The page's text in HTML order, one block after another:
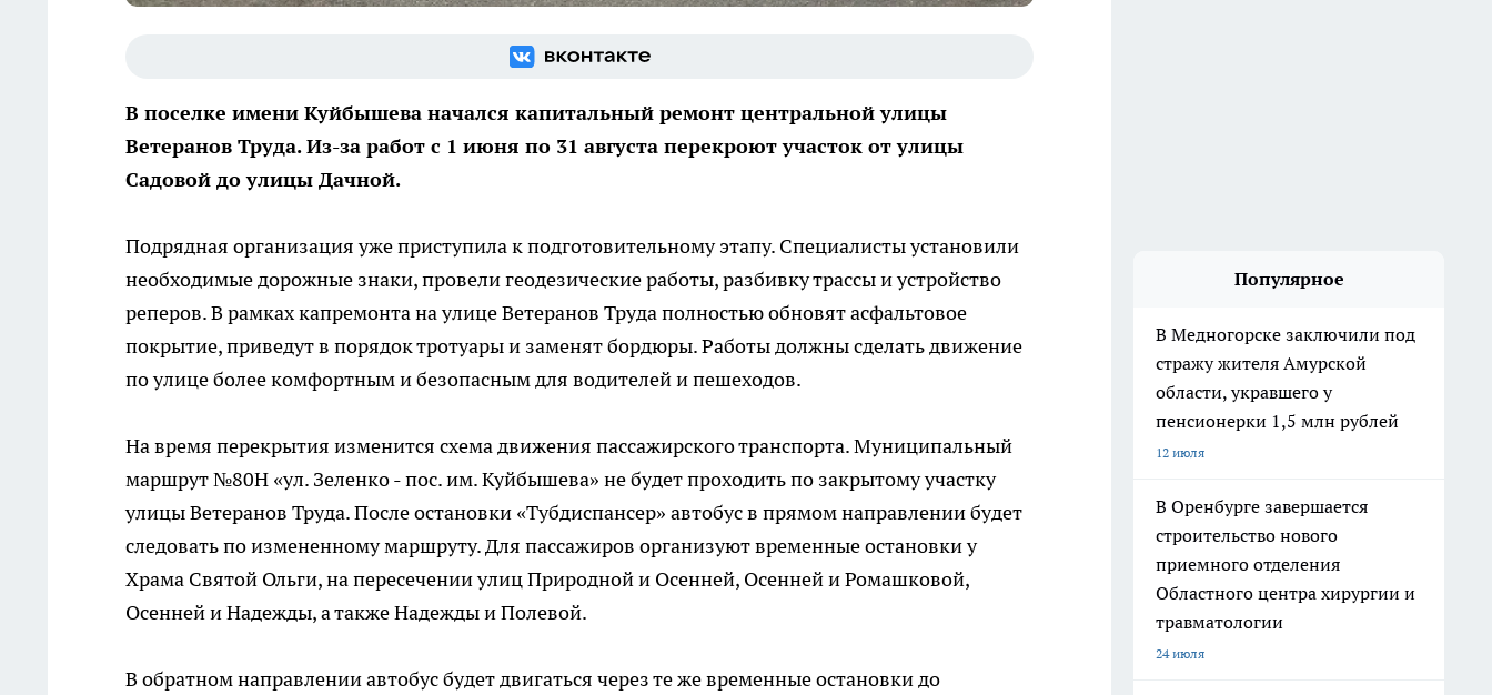
В поселке имени Куйбышева начался капитальный ремонт центральной улицы
Ветеранов Труда. Из-за работ с 1 июня по 31 августа перекроют участок от улицы
Садовой до улицы Дачной.
Подрядная организация уже приступила к подготовительному этапу. Специалисты установили
необходимые дорожные знаки, провели геодезические работы, разбивку трассы и устройство
реперов. В рамках капремонта на улице Ветеранов Труда полностью обновят асфальтовое
покрытие, приведут в порядок тротуары и заменят бордюры. Работы должны сделать движение
по улице более комфортным и безопасным для водителей и пешеходов.
На время перекрытия изменится схема движения пассажирского транспорта. Муниципальный
маршрут №80Н «ул. Зеленко - пос. им. Куйбышева» не будет проходить по закрытому участку
улицы Ветеранов Труда. После остановки «Тубдиспансер» автобус в прямом направлении будет
следовать по измененному маршруту. Для пассажиров организуют временные остановки у
Храма Святой Ольги, на пересечении улиц Природной и Осенней, Осенней и Ромашковой,
Осенней и Надежды, а также Надежды и Полевой.
В обратном направлении автобус будет двигаться через те же временные остановки до
Популярное
В Медногорске заключили под
стражу жителя Амурской
области, укравшего у
пенсионерки 1,5 млн рублей
12 июля
В Оренбурге завершается
строительство нового
приемного отделения
Областного центра хирургии и
травматологии
24 июля